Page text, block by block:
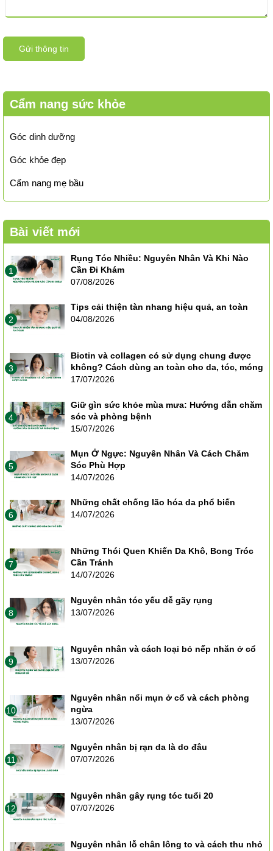
Gửi thông tin
Cẩm nang sức khỏe
Góc dinh dưỡng
Góc khỏe đẹp
Cẩm nang mẹ bầu
Bài viết mới
1
Rụng Tóc Nhiều: Nguyên Nhân Và Khi Nào
Cần Đi Khám
07/08/2026
2
Tips cải thiện tàn nhang hiệu quả, an toàn
04/08/2026
3
Biotin và collagen có sử dụng chung được
không? Cách dùng an toàn cho da, tóc, móng
17/07/2026
4
Giữ gìn sức khỏe mùa mưa: Hướng dẫn chăm
sóc và phòng bệnh
15/07/2026
5
Mụn Ở Ngực: Nguyên Nhân Và Cách Chăm
Sóc Phù Hợp
14/07/2026
6
Những chất chống lão hóa da phổ biến
14/07/2026
7
Những Thói Quen Khiến Da Khô, Bong Tróc
Cần Tránh
14/07/2026
8
Nguyên nhân tóc yếu dễ gãy rụng
13/07/2026
9
Nguyên nhân và cách loại bỏ nếp nhăn ở cổ
13/07/2026
10
Nguyên nhân nổi mụn ở cổ và cách phòng
ngừa
13/07/2026
11
Nguyên nhân bị rạn da là do đâu
07/07/2026
12
Nguyên nhân gây rụng tóc tuổi 20
07/07/2026
Nguyên nhân lỗ chân lông to và cách thu nhỏ